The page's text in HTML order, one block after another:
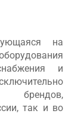
на
и
брендов,
так и во